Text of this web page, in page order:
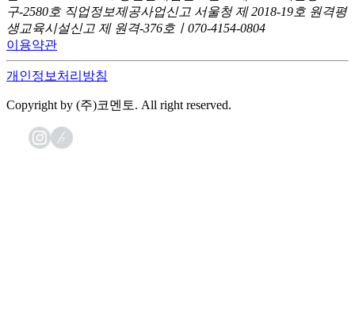
구-2580호 직업정보제공사업신고 서울청 제 2018-19호 원격평
생교육시설신고 제 원격-376호ㅣ070-4154-0804
이용약관
개인정보처리방침
Copyright by (주)코멘토. All right reserved.